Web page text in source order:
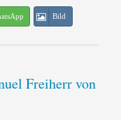
Bild
Freiherr von